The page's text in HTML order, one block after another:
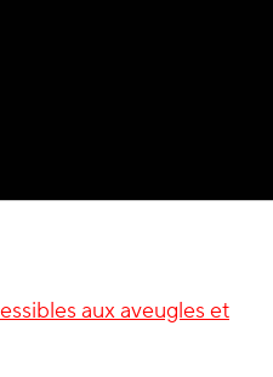
aux aveugles et